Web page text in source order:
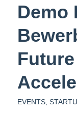
Demo
EVENTS,